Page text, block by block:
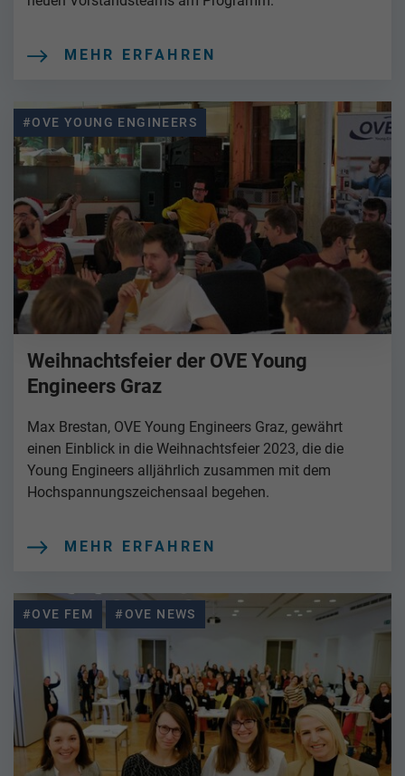
MEHR ERFAHREN
#OVE YOUNG ENGINEERS
Weihnachtsfeier der OVE Young
Engineers Graz
Max Brestan, OVE Young Engineers Graz, gewährt
einen Einblick in die Weihnachtsfeier 2023, die die
Young Engineers alljährlich zusammen mit dem
Hochspannungszeichensaal begehen.
MEHR ERFAHREN
#OVE FEM #OVE NEWS